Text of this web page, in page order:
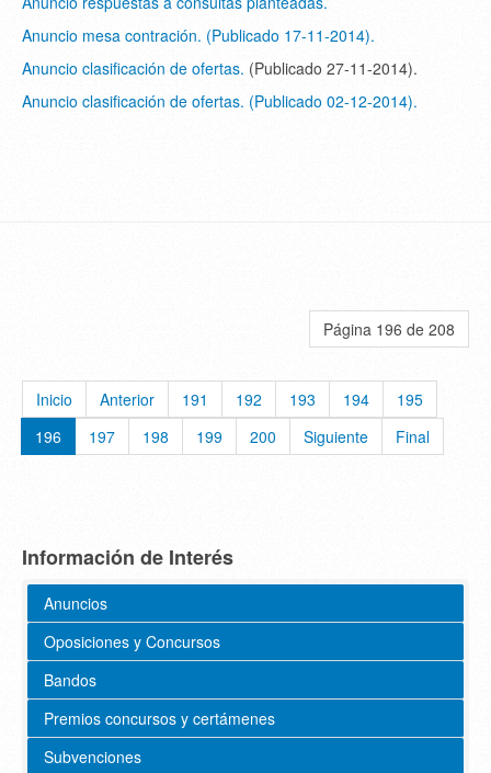
Anuncio mesa contración. (Publicado 17-11-2014).
Anuncio clasificación de ofertas. (Publicado 27-11-2014).
Anuncio clasificación de ofertas. (Publicado 02-12-2014).
Página 196 de 208
Inicio Anterior 191 192 193 194
195
196
197 198 199 200 Siguiente Final
Información de Interés
Anuncios
Oposiciones y Concursos
Bandos
Premios concursos y certámenes
Subvenciones